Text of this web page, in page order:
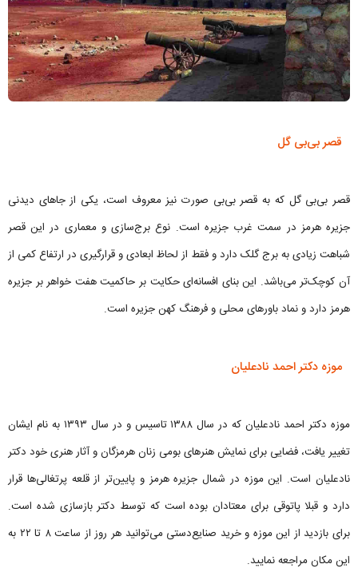
قصر بی‌بی گل
قصر بی‌بی گل که به قصر بی‌بی صورت نیز معروف است، یکی از جاهای دیدنی
جزیره هرمز در سمت غرب جزیره است. نوع برج‌سازی و معماری در این قصر
شباهت زیادی به برج گلک دارد و فقط از لحاظ ابعادی و قرارگیری در ارتفاع کمی از
آن کوچک‌تر می‌باشد. این بنای افسانه‌ای حکایت بر حاکمیت هفت خواهر بر جزیره
هرمز دارد و نماد باورهای محلی و فرهنگ کهن جزیره است.
موزه دکتر احمد نادعلیان
موزه دکتر احمد نادعلیان که در سال ۱۳۸۸ تاسیس و در سال ۱۳۹۳ به نام ایشان
تغییر یافت، فضایی برای نمایش هنرهای بومی زنان هرمزگان و آثار هنری خود دکتر
نادعلیان است. این موزه در شمال جزیره هرمز و پایین‌تر از قلعه پرتغالی‌ها قرار
دارد و قبلا پاتوقی برای معتادان بوده است که توسط دکتر بازسازی شده است.
برای بازدید از این موزه و خرید صنایع‌دستی می‌توانید هر روز از ساعت ۸ تا ۲۲ به
این مکان مراجعه نمایید.